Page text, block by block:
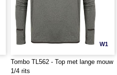
W1
Tombo TL562 - Top met lange mouw
1/4 rits